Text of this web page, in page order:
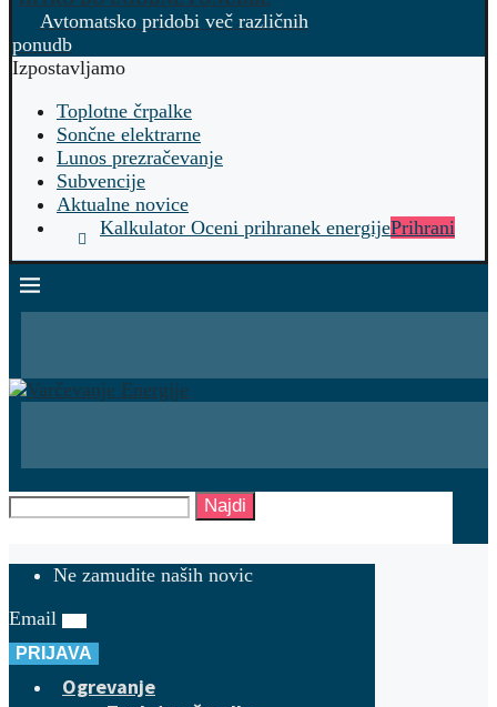
Avtomatsko pridobi več različnih
ponudb
Izpostavljamo
Toplotne črpalke
Sončne elektrarne
Lunos prezračevanje
Subvencije
Aktualne novice
Kalkulator Oceni prihranek energijePrihrani
Najdi
Ne zamudite naših novic
Email
PRIJAVA
Ogrevanje